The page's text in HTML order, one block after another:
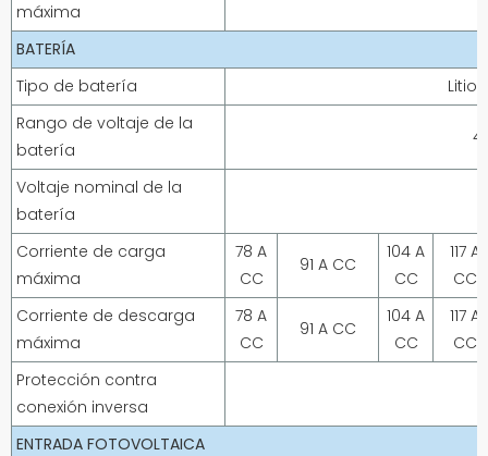
máxima
BATERÍA
Tipo de batería
Litio
Rango de voltaje de la
batería
Voltaje nominal de la
batería
Corriente de carga
máxima
78 A
CC
91 A CC
104 A
CC
117 A
CC
Corriente de descarga
máxima
78 A
CC
91 A CC
104 A
CC
117 A
CC
Protección contra
conexión inversa
ENTRADA FOTOVOLTAICA